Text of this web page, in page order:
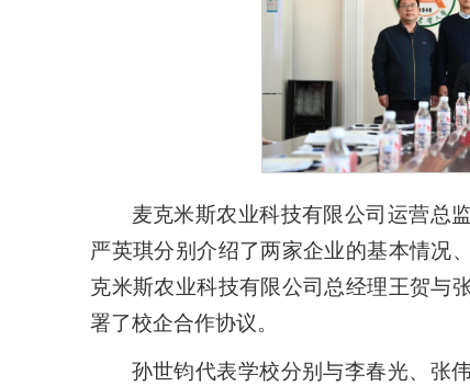
麦克米斯农业科技有限公司运营总
严英琪分别介绍了两家企业的基本情况
克米斯农业科技有限公司总经理王贺与
署了校企合作协议。
孙世钧代表学校分别与李春光、张